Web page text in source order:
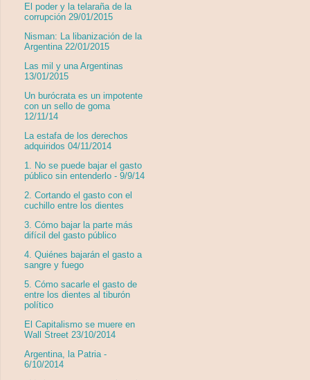
El poder y la telaraña de la
corrupción 29/01/2015
Nisman: La libanización de la
Argentina 22/01/2015
Las mil y una Argentinas
13/01/2015
Un burócrata es un impotente
con un sello de goma
12/11/14
La estafa de los derechos
adquiridos 04/11/2014
1. No se puede bajar el gasto
público sin entenderlo - 9/9/14
2. Cortando el gasto con el
cuchillo entre los dientes
3. Cómo bajar la parte más
difícil del gasto público
4. Quiénes bajarán el gasto a
sangre y fuego
5. Cómo sacarle el gasto de
entre los dientes al tiburón
político
El Capitalismo se muere en
Wall Street 23/10/2014
Argentina, la Patria -
6/10/2014